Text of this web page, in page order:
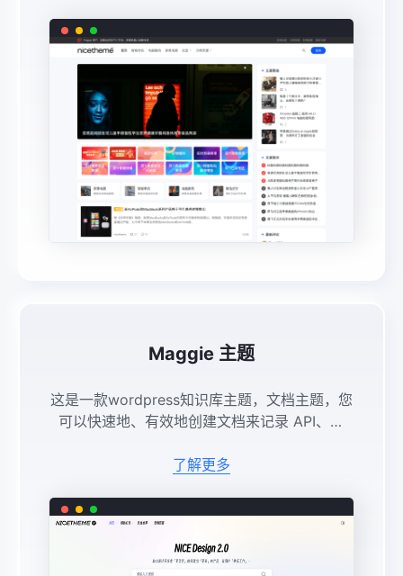
Maggie 主题
这是一款wordpress知识库主题，文档主题，您
可以快速地、有效地创建文档来记录 API、框
它继承了 nicetheme 许多优良的功能和交互，
了解更多